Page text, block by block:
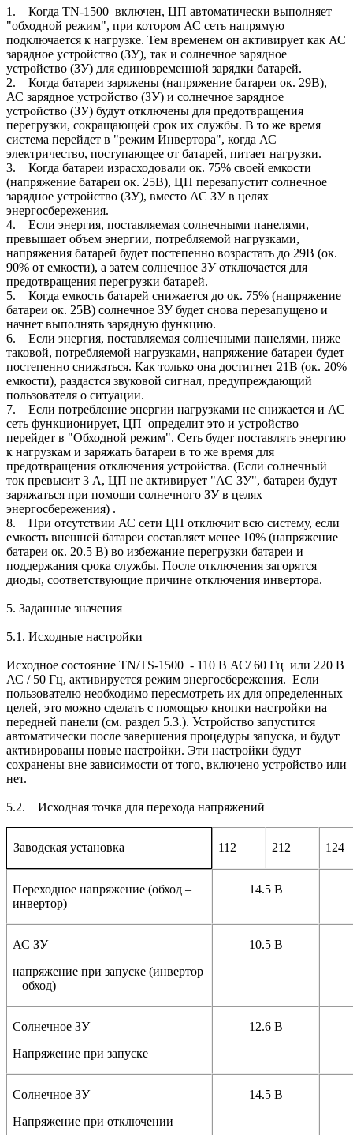
1. Когда TN-1500 включен, ЦП автоматически выполняет
"обходной режим", при котором АС сеть напрямую
подключается к нагрузке. Тем временем он активирует как АС
зарядное устройство (ЗУ), так и солнечное зарядное
устройство (ЗУ) для единовременной зарядки батарей.
2. Когда батареи заряжены (напряжение батареи ок. 29В),
АС зарядное устройство (ЗУ) и солнечное зарядное
устройство (ЗУ) будут отключены для предотвращения
перегрузки, сокращающей срок их службы. В то же время
система перейдет в "режим Инвертора", когда АС
электричество, поступающее от батарей, питает нагрузки.
3. Когда батареи израсходовали ок. 75% своей емкости
(напряжение батареи ок. 25В), ЦП перезапустит солнечное
зарядное устройство (ЗУ), вместо АС ЗУ в целях
энергосбережения.
4. Если энергия, поставляемая солнечными панелями,
превышает объем энергии, потребляемой нагрузками,
напряжения батарей будет постепенно возрастать до 29В (ок.
90% от емкости), а затем солнечное ЗУ отключается для
предотвращения перегрузки батарей.
5. Когда емкость батарей снижается до ок. 75% (напряжение
батареи ок. 25В) солнечное ЗУ будет снова перезапущено и
начнет выполнять зарядную функцию.
6. Если энергия, поставляемая солнечными панелями, ниже
таковой, потребляемой нагрузками, напряжение батареи будет
постепенно снижаться. Как только она достигнет 21В (ок. 20%
емкости), раздастся звуковой сигнал, предупреждающий
пользователя о ситуации.
7. Если потребление энергии нагрузками не снижается и АС
сеть функционирует, ЦП определит это и устройство
перейдет в "Обходной режим". Сеть будет поставлять энергию
к нагрузкам и заряжать батареи в то же время для
предотвращения отключения устройства. (Если солнечный
ток превысит 3 А, ЦП не активирует "АС ЗУ", батареи будут
заряжаться при помощи солнечного ЗУ в целях
энергосбережения) .
8. При отсутствии АС сети ЦП отключит всю систему, если
емкость внешней батареи составляет менее 10% (напряжение
батареи ок. 20.5 В) во избежание перегрузки батареи и
поддержания срока службы. После отключения загорятся
диоды, соответствующие причине отключения инвертора.
5. Заданные значения
5.1. Исходные настройки
Исходное состояние TN/TS-1500 - 110 В АС/ 60 Гц или 220 В
АС / 50 Гц, активируется режим энергосбережения. Если
пользователю необходимо пересмотреть их для определенных
целей, это можно сделать с помощью кнопки настройки на
передней панели (см. раздел 5.3.). Устройство запустится
автоматически после завершения процедуры запуска, и будут
активированы новые настройки. Эти настройки будут
сохранены вне зависимости от того, включено устройство или
нет.
5.2. Исходная точка для перехода напряжений
Заводская установка 112 212 124
Переходное напряжение (обход –
инвертор)
14.5 В
АС ЗУ
напряжение при запуске (инвертор
– обход)
10.5 В
Солнечное ЗУ
Напряжение при запуске
12.6 В
Солнечное ЗУ
Напряжение при отключении
14.5 В